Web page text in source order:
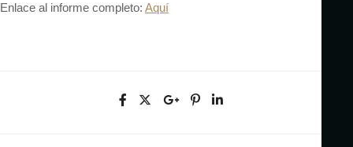
Enlace al informe completo: Aquí